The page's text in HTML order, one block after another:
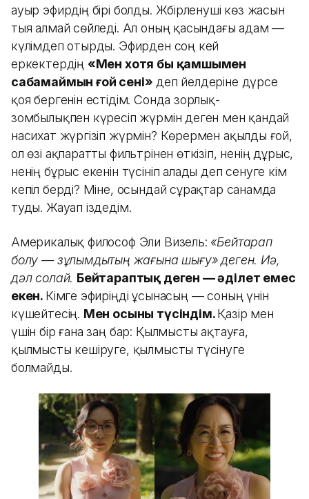
ауыр эфирдің бірі болды. Жәбірленуші көз жасын
тыя алмай сөйледі. Ал оның қасындағы адам —
күлімдеп отырды. Эфирден соң кей
еркектердің «Мен хотя бы қамшымен
сабамаймын ғой сені» деп әйелдеріне дүрсе
қоя бергенін естідім. Сонда зорлық-
зомбылықпен күресіп жүрмін деген мен қандай
насихат жүргізіп жүрмін? Көрермен ақылды ғой,
ол өзі ақпаратты фильтрінен өткізіп, ненің дұрыс,
ненің бұрыс екенін түсініп алады деп сенуге кім
кепіл берді? Міне, осындай сұрақтар санамда
туды. Жауап іздедім.
Америкалық философ Эли Визель: «Бейтарап
болу — зұлымдықтың жағына шығу» деген. Иә,
дәл солай. Бейтараптық деген —әділет емес
екен. Кімге эфиріңді ұсынасың — соның үнін
күшейтесің. Мен осыны түсіндім.Қазір мен
үшін бір ғана заң бар: Қылмысты ақтауға,
қылмысты кешіруге, қылмысты түсінуге
болмайды.